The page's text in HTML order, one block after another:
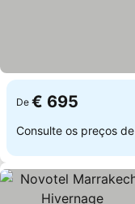
De € 695
Consulte os preços de